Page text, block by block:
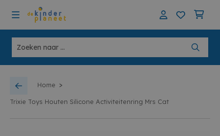
Home >
Trixie Toys Houten Silicone Activiteitenring Mrs Cat